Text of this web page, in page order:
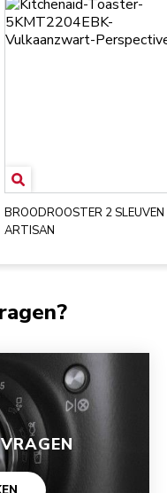
BROODROOSTER 2
ARTISAN